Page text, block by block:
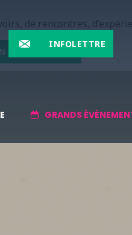
de rencontres,
SAVOIR PLUS
INFOLETTRE
GRANDS